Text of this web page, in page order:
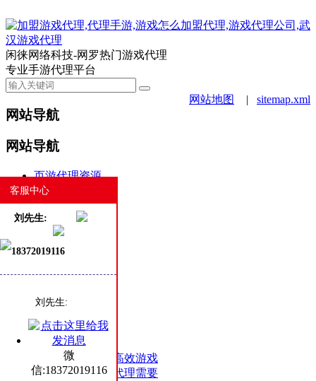
闲徕网络科技-网罗热门游戏代理
专业手游代理平台
网站地图 | sitemap.xml
网站导航
网站导航
页游代理资源
手游代理资源
合作案例
游戏动态
新闻资讯
最新
热评
随机
成功案例分享：高效游戏
游戏代理：游戏代理需要
客服中心
刘先生:
18372019116
刘先生:
微
信:18372019116